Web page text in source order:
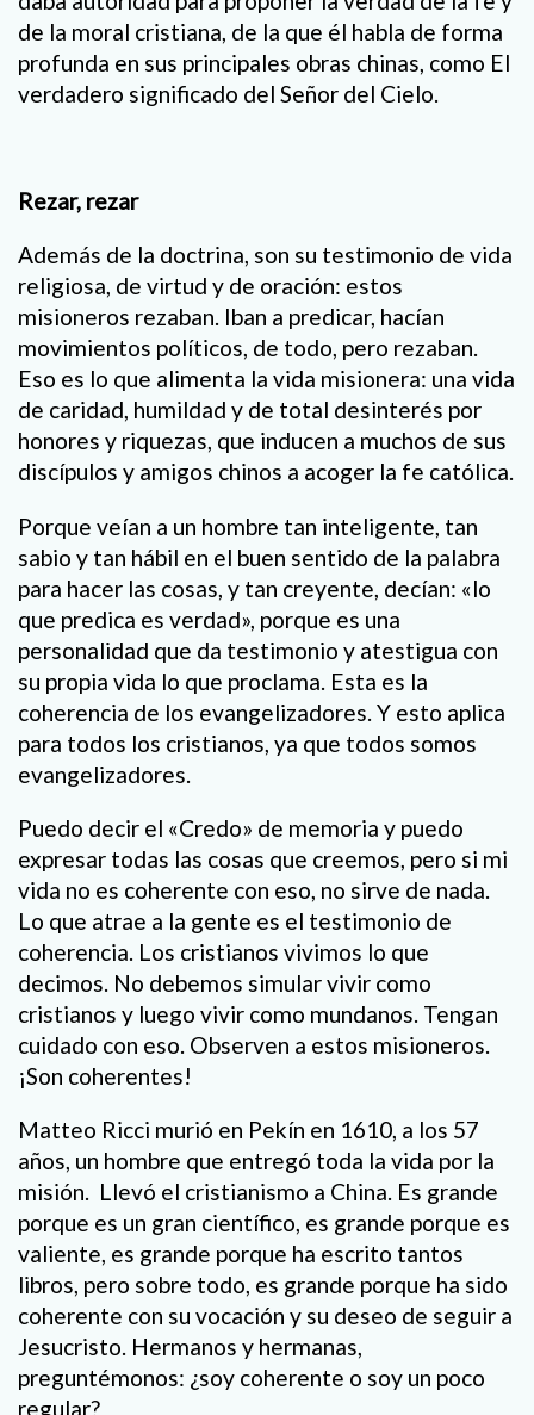
de la moral cristiana, de la que él habla de forma
profunda en sus principales obras chinas, como El
verdadero significado del Señor del Cielo.
Rezar, rezar
Además de la doctrina, son su testimonio de vida
religiosa, de virtud y de oración: estos
misioneros rezaban. Iban a predicar, hacían
movimientos políticos, de todo, pero rezaban.
Eso es lo que alimenta la vida misionera: una vida
de caridad, humildad y de total desinterés por
honores y riquezas, que inducen a muchos de sus
discípulos y amigos chinos a acoger la fe católica.
Porque veían a un hombre tan inteligente, tan
sabio y tan hábil en el buen sentido de la palabra
para hacer las cosas, y tan creyente, decían: «lo
que predica es verdad», porque es una
personalidad que da testimonio y atestigua con
su propia vida lo que proclama. Esta es la
coherencia de los evangelizadores. Y esto aplica
para todos los cristianos, ya que todos somos
evangelizadores.
Puedo decir el «Credo» de memoria y puedo
expresar todas las cosas que creemos, pero si mi
vida no es coherente con eso, no sirve de nada.
Lo que atrae a la gente es el testimonio de
coherencia. Los cristianos vivimos lo que
decimos. No debemos simular vivir como
cristianos y luego vivir como mundanos. Tengan
cuidado con eso. Observen a estos misioneros.
¡Son coherentes!
Matteo Ricci murió en Pekín en 1610, a los 57
años, un hombre que entregó toda la vida por la
misión. Llevó el cristianismo a China. Es grande
porque es un gran científico, es grande porque es
valiente, es grande porque ha escrito tantos
libros, pero sobre todo, es grande porque ha sido
coherente con su vocación y su deseo de seguir a
Jesucristo. Hermanos y hermanas,
preguntémonos: ¿soy coherente o soy un poco
regular?